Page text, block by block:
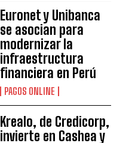
Euronet y Unibanca
se asocian para
modernizar la
infraestructura
financiera en Perú
PAGOS ONLINE
Krealo, de Credicorp,
invierte en Cashea y